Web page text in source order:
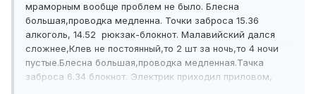
мраморным вообще проблем не было. Блесна
большая,проводка медленна. Точки заброса 15.36
алкоголь, 14.52 рюкзак-блокнот. Малавийский дался
сложнее,Клев не постоянный,то 2 шт за ночь,то 4 ночи
пустые.Блесна большая,проводка медленная.Тачка
заброса 6.34 блокнот. Электрик приходил приловом,